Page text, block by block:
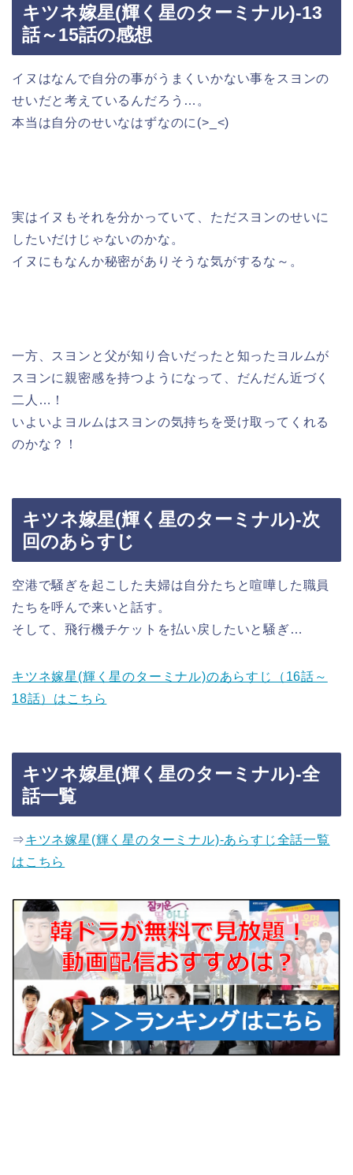
キツネ嫁星(輝く星のターミナル)-13
話～15話の感想
イヌはなんで自分の事がうまくいかない事をスヨンの
せいだと考えているんだろう…。
本当は自分のせいなはずなのに(>_<)
実はイヌもそれを分かっていて、ただスヨンのせいに
したいだけじゃないのかな。
イヌにもなんか秘密がありそうな気がするな～。
一方、スヨンと父が知り合いだったと知ったヨルムが
スヨンに親密感を持つようになって、だんだん近づく
二人…！
いよいよヨルムはスヨンの気持ちを受け取ってくれる
のかな？！
キツネ嫁星(輝く星のターミナル)-次
回のあらすじ
空港で騒ぎを起こした夫婦は自分たちと喧嘩した職員
たちを呼んで来いと話す。
そして、飛行機チケットを払い戻したいと騒ぎ…
キツネ嫁星(輝く星のターミナル)のあらすじ（16話～
18話）はこちら
キツネ嫁星(輝く星のターミナル)-全
話一覧
⇒キツネ嫁星(輝く星のターミナル)-あらすじ全話一覧
はこちら